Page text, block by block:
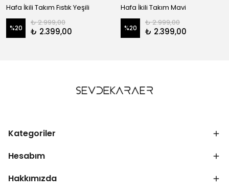
Hafa İkili Takım Fıstık Yeşili
%20
₺ 2.999,00
₺ 2.399,00
Hafa İkili Takım Mavi
%20
₺ 2.999,00
₺ 2.399,00
Kategoriler
Hesabım
Hakkımızda